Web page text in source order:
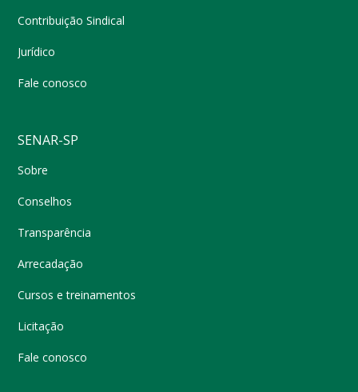
Contribuição Sindical
Jurídico
Fale conosco
SENAR-SP
Sobre
Conselhos
Transparência
Arrecadação
Cursos e treinamentos
Licitação
Fale conosco